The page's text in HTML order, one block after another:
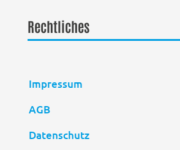
Rechtliches
Impressum
AGB
Datenschutz